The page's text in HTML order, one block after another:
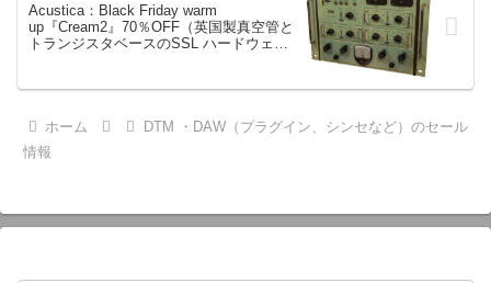
Acustica：Black Friday warm
up『Cream2』70％OFF（英国製真空管と
トランジスタベースのSSL ハードウェア
ホーム
DTM ・DAW（プラグイン、シンセなど）のセール
情報